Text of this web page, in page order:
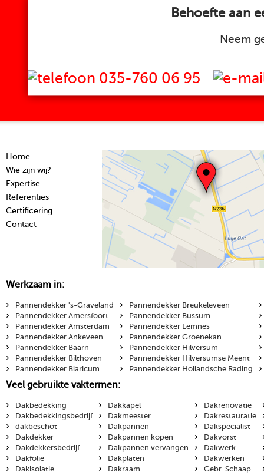
Behoefte aan
Neem
035-760 06 95
Home
Wie zijn wij?
Expertise
Referenties
Certificering
Contact
Werkzaam in:
›
Pannendekker 's-Graveland
› Pannendekker Amersfoort
› Pannendekker Amsterdam
› Pannendekker Ankeveen
› Pannendekker Baarn
› Pannendekker Bilthoven
› Pannendekker Blaricum
› Pannendekker Breukeleveen
› Pannendekker Bussum
› Pannendekker Eemnes
› Pannendekker Groenekan
› Pannendekker Hilversum
› Pannendekker Hilversumse Meent
› Pannendekker Hollandsche Rading
›
›
›
›
›
›
›
Veel gebruikte vaktermen:
›
Dakbedekking
› Dakbedekkingsbedrijf
› dakbeschot
› Dakdekker
› Dakdekkersbedrijf
› Dakfolie
› Dakisolatie
› Dakkapel
› Dakmeester
› Dakpannen
› Dakpannen kopen
› Dakpannen vervangen
› Dakplaten
› Dakraam
› Dakrenovatie
› Dakrestauratie
› Dakspecialist
› Dakvorst
› Dakwerk
› Dakwerken
› Gebr. Schaap